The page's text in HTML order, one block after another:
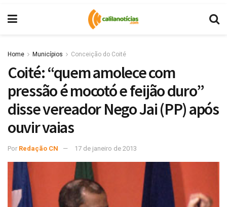
Home Municípios Conceição do Coité
Coité: “quem amolece com
pressão é mocotó e feijão duro”
disse vereador Nego Jai (PP) após
ouvir vaias
Por Redação CN 17 de janeiro de 2013